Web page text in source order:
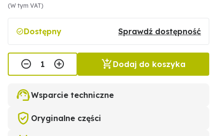
(W tym VAT)
Dostępny Sprawdź dostępność
Dodaj do koszyka
Wsparcie techniczne
Oryginalne części